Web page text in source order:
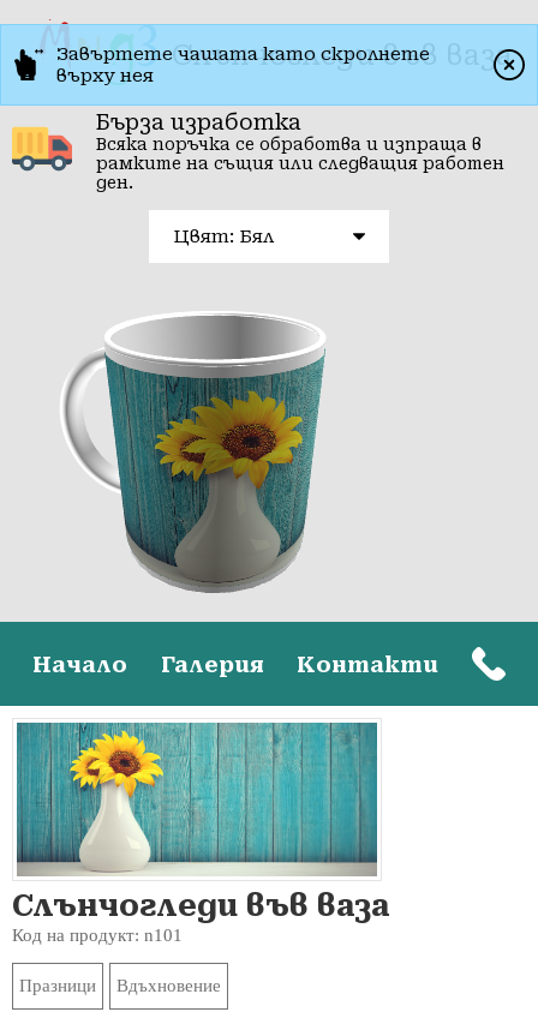
Слънчогледи във ваза
Бърза изработка
Всяка поръчка се обработва и изпраща в
рамките на същия или следващия работен
ден.
Цвят: Бял
Начало Галерия Контакти
Слънчогледи във ваза
Код на продукт: n101
Празници Вдъхновение
Завъртете чашата като скролнете
върху нея